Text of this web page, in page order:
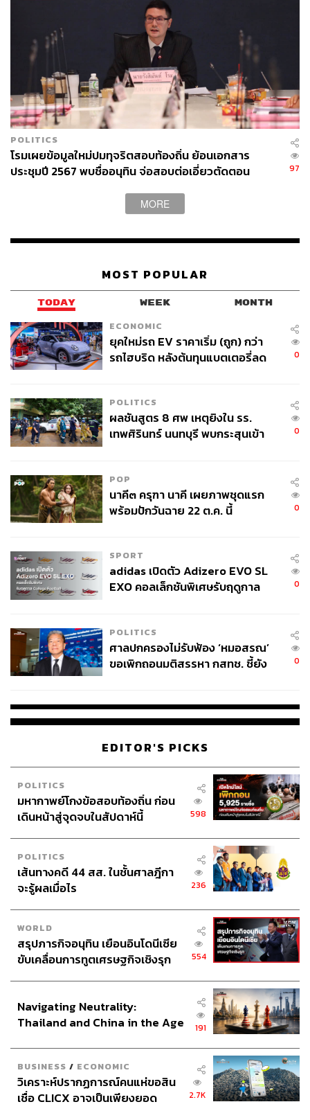
POLITICS
โรมเผยข้อมูลใหม่ปมทุจริตสอบท้องถิ่น ย้อนเอกสาร
ประชุมปี 2567 พบชื่ออนุทิน จ่อสอบต่อเอี่ยวตัดตอน
97
MORE
MOST POPULAR
TODAY WEEK MONTH
ECONOMIC
ยุคใหม่รถ EV ราคาเริ่ม (ถูก) กว่า
รถไฮบริด หลังต้นทุนแบตเตอรี่ลด
0
POLITICS
ผลชันสูตร 8 ศพ เหตุยิงใน รร.
เทพศิรินทร์ นนทบุรี พบกระสุนเข้า
0
POP
นาคี๓ ครุฑา นาคี เผยภาพชุดแรก
พร้อมปักวันฉาย 22 ต.ค. นี้
0
SPORT
adidas เปิดตัว Adizero EVO SL
EXO คอลเล็กชันพิเศษรับฤดูกาล
0
POLITICS
ศาลปกครองไม่รับฟ้อง ‘หมอสรณ’
ขอเพิกถอนมติสรรหา กสทช. ชี้ยัง
0
EDITOR'S PICKS
POLITICS
มหากาพย์โกงข้อสอบท้องถิ่น ก่อน
เดินหน้าสู่จุดจบในสัปดาห์นี้
598
POLITICS
เส้นทางคดี 44 สส. ในชั้นศาลฎีกา
จะรู้ผลเมื่อไร
236
WORLD
สรุปภารกิจอนุทิน เยือนอินโดนีเซีย
ขับเคลื่อนการทูตเศรษฐกิจเชิงรุก
554
Navigating Neutrality:
Thailand and China in the Age
191
BUSINESS / ECONOMIC
วิเคราะห์ปรากฏการณ์คนแห่ขอสิน
เชื่อ CLICX อาจเป็นเพียงยอด
2.7K